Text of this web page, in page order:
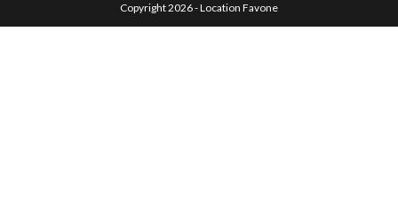
Copyright 2026 - Location Favone